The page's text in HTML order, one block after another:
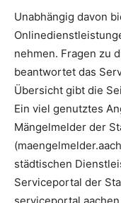
Unabhängig davon
nehmen. Fragen zu
beantwortet das
Übersicht gibt die
Ein viel genutztes
Mängelmelder der
städtischen
Serviceportal der